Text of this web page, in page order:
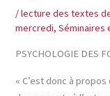
/lecture des textes
mercredi,Séminaires
PSYCHOLOGIE DES
« C’est donc à